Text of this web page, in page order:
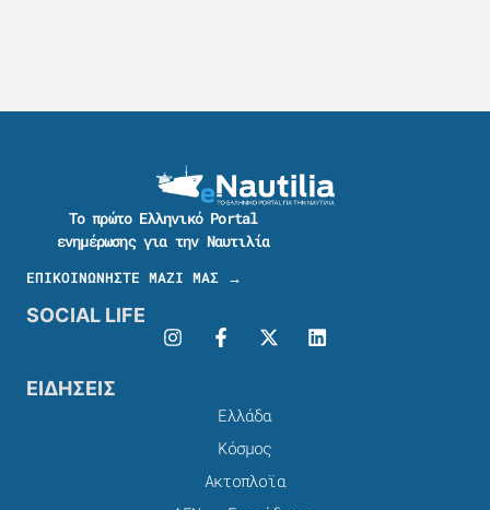
Το πρώτο Ελληνικό Portal
ενημέρωσης για την Ναυτιλία
ΕΠΙΚΟΙΝΩΝΗΣΤΕ ΜΑΖΙ ΜΑΣ →
SOCIAL LIFE
ΕΙΔΗΣΕΙΣ
Ελλάδα
Κόσμος
Ακτοπλοϊα